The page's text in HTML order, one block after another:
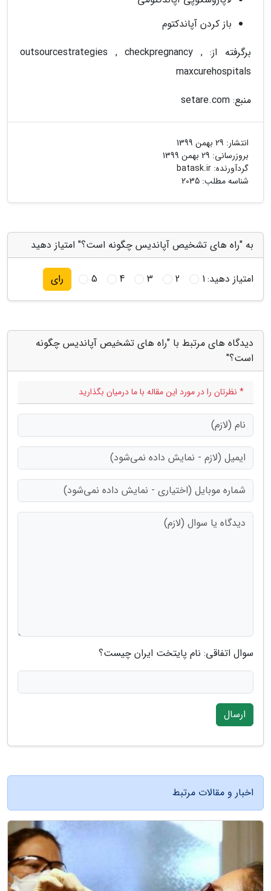
باز کردن آپاندکتوم
برگرفته از: outsourcestrategies , checkpregnancy ,
maxcurehospitals
منبع: setare.com
انتشار: 29 بهمن 1399
بروزرسانی: 29 بهمن 1399
گردآورنده: batask.ir
شناسه مطلب: 2035
به "راه های تشخیص آپاندیس چگونه است؟" امتیاز دهید
امتیاز دهید:1
2
3
4
5 رای
دیدگاه های مرتبط با "راه های تشخیص آپاندیس چگونه
است؟"
* نظرتان را در مورد این مقاله با ما درمیان بگذارید
سوال اتفاقی: نام پایتخت ایران چیست؟
ارسال
اخبار و مقالات مرتبط